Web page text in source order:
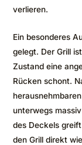
verlieren.
Ein besonderes
gelegt. Der Grill
Zustand eine
Rücken schont.
unterwegs
des Deckels
den Grill direkt